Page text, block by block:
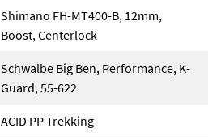
Shimano FH-MT400-B, 12mm,
Boost, Centerlock
Schwalbe Big Ben, Performance, K-
Guard, 55-622
ACID PP Trekking